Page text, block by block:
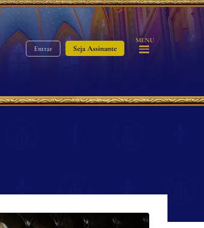
Entrar Seja Assinante
MENU